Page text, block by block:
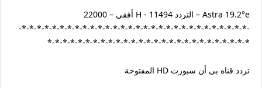
Astra 19.2°e – التردد 11494 - H أفقي – 22000
-*-*-*-*-*-*-*-*-*-*-*-*-*-*-*-*-*-*-*-*-*-*-*-*-*-*-*-*-*-*-
*-*-*-*-*-*-*-*-*-*-*-*-*-*-*-*-*-*-*-*-*-*-*-*-*-*-*
تردد قناه بى أن سبورت HD المفتوحة